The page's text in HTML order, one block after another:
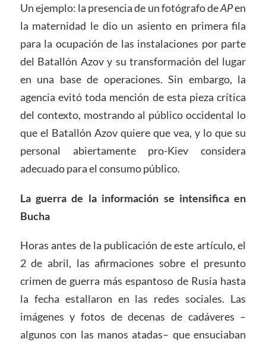
Un ejemplo: la presencia de un fotógrafo deAPen
la maternidad le dio un asiento en primera fila
para la ocupación de las instalaciones por parte
del Batallón Azov y su transformación del lugar
en una base de operaciones. Sin embargo, la
agencia evitó toda mención de esta pieza crítica
del contexto, mostrando al público occidental lo
que el Batallón Azov quiere que vea, y lo que su
personal abiertamente pro-Kiev considera
adecuado para el consumo público.
La guerra de la información se intensifica en
Bucha
Horas antes de la publicación de este artículo, el
2 de abril, las afirmaciones sobre el presunto
crimen de guerra más espantoso de Rusia hasta
la fecha estallaron en las redes sociales. Las
imágenes y fotos de decenas de cadáveres –
algunos con las manos atadas– que ensuciaban